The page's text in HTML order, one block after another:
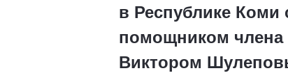
в Республике Коми
помощником члена
Виктором